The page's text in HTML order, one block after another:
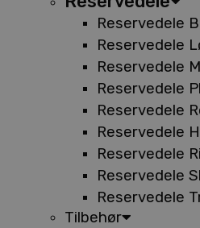
Reservedele
Reservedele
Reservedele
Reservedele
Reservedele
Reservedele
Reservedele
Reservedele
Reservedele
Tilbehør